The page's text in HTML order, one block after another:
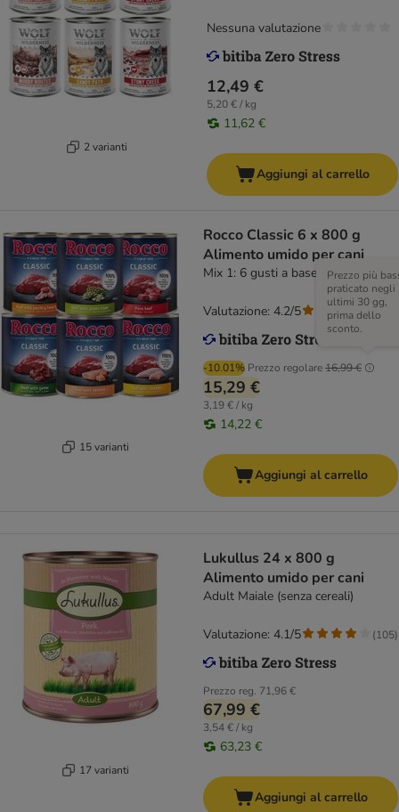
2 varianti
12,49 €
5,20 € / kg
11,62 €
Nessuna valutazione
Aggiungi al carrello
15 varianti
Rocco Classic 6 x 800 g
Alimento umido per cani
Mix 1: 6 gusti a base di Manzo
-10.01% Prezzo regolare16,99 €
Prezzo più
praticato negli
ultimi 30 gg,
prima dello
sconto.
15,29 €
3,19 € / kg
14,22 €
Valutazione: 4.2/5 (524
Aggiungi al carrello
17 varianti
Lukullus 24 x 800 g
Alimento umido per cani
Adult Maiale (senza cereali)
Prezzo reg. 71,96 €
67,99 €
3,54 € / kg
63,23 €
Valutazione: 4.1/5 (105)
Aggiungi al carrello